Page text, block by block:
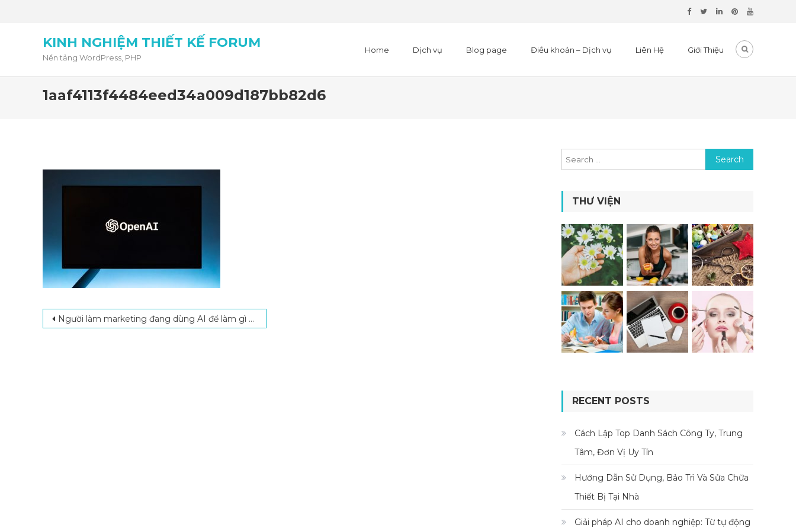
KINH NGHIỆM THIẾT KẾ FORUM
Nền tảng WordPress, PHP
Home Dịch vụ Blog page Điều khoản – Dịch vụ Liên Hệ Giới Thiệu
1aaf4113f4484eed34a009d187bb82d6
Post navigation
Người làm marketing đang dùng AI để làm gì trong năm 2026?
Search for:
THƯ VIỆN
RECENT POSTS
Cách Lập Top Danh Sách Công Ty, Trung
Tâm, Đơn Vị Uy Tín
Hướng Dẫn Sử Dụng, Bảo Trì Và Sửa Chữa
Thiết Bị Tại Nhà
Giải pháp AI cho doanh nghiệp: Từ tự động